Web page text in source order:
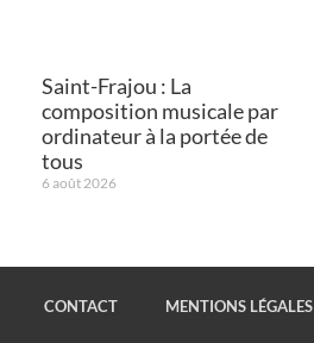
Saint-Frajou : La
composition musicale par
ordinateur à la portée de
tous
6 août 2026
CONTACT MENTIONS LÉGALES